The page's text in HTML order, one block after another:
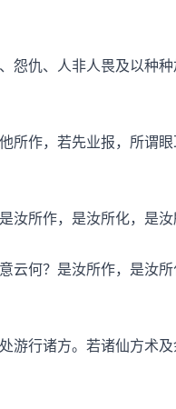
仇、人非人畏及以种
作，若先业报，所谓眼
所作，是汝所化，是汝
何？是汝所作，是汝所
行诸方。若诸仙方术及